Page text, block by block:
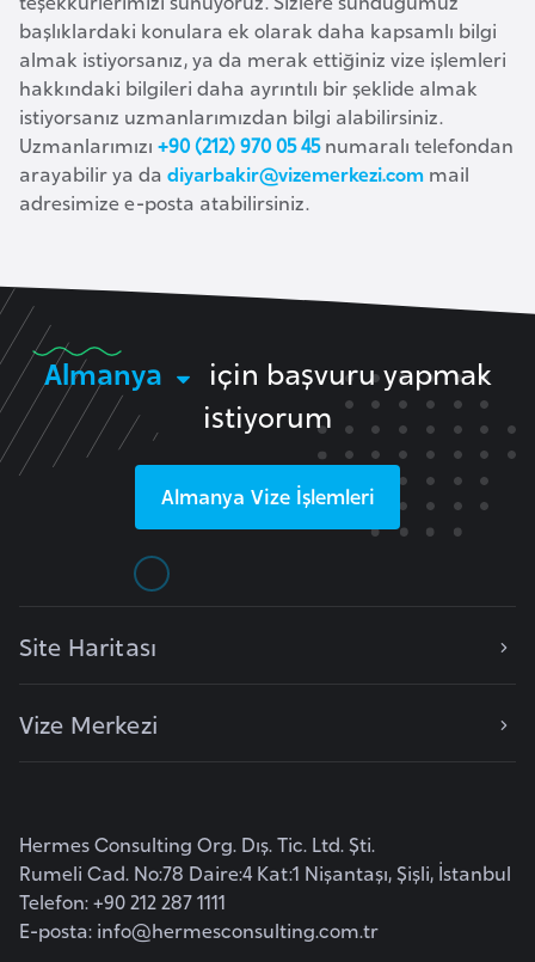
başlıklardaki konulara ek olarak daha kapsamlı bilgi
almak istiyorsanız, ya da merak ettiğiniz vize işlemleri
hakkındaki bilgileri daha ayrıntılı bir şeklide almak
istiyorsanız uzmanlarımızdan bilgi alabilirsiniz.
Uzmanlarımızı +90 (212) 970 05 45numaralı telefondan
arayabilir ya da diyarbakir@vizemerkezi.com mail
adresimize e-posta atabilirsiniz.
Almanya
için başvuru yapmak
istiyorum
Almanya Vize İşlemleri
Site Haritası
Vize Merkezi
Hermes Consulting Org. Dış. Tic. Ltd. Şti.
Rumeli Cad. No:78 Daire:4 Kat:1 Nişantaşı, Şişli, İstanbul
Telefon: +90 212 287 1111
E-posta: info@hermesconsulting.com.tr
s
t
a
n
E
s
n
y
a
E
a
F
i
ş
i
S